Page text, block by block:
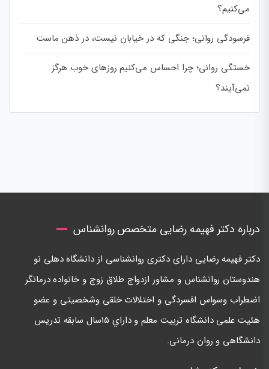
می‌کنیم؟
فرسودگی روانی؛ جنگی که در خیابان نیست، در ذهن ماست
خستگی روانی؛ چرا احساس می‌کنیم روزهای خوب هرگز
نمی‌آیند؟
درباره دکتر فهیمه رضایی متخصص روانشناس
دكتر فهيمه رضايی دارای دكتری روانشناسی از دانشگاه دهلی نو
هندوستان روانشناس و مشاور ازدواج طلاق زوج و خانواده درمانگر
اضطراب وسواس افسردگی و اختلالات خلقی وشخصيتی و عضو
هئيت علمی دانشگاه تربيت معلم و داراي ١٥سال سابقه تدريس
دانشگاهی و روان درمانی.